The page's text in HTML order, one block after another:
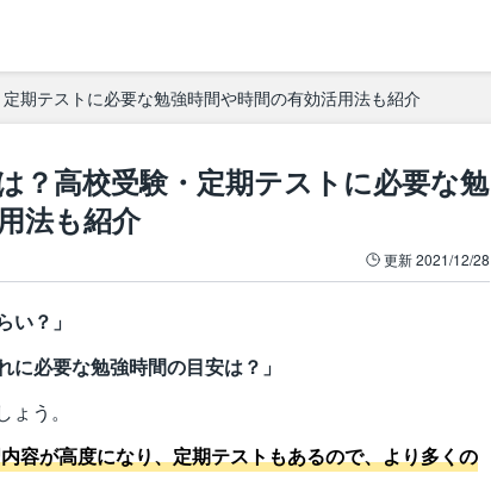
期テストに必要な勉強時間や時間の有効活用法も紹介
？高校受験・定期テストに必要な勉
法も紹介
更新2021/12/28
い？」
に必要な勉強時間の目安は？」
う。
容が高度になり、定期テストもあるので、より多くの